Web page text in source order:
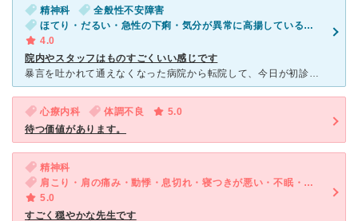
精神科
全般性不安障害
ほてり・だるい・急性の下痢・気分が異常に高揚している・物忘れがひどい
4.0
院内やスタッフはものすごくいい感じです
暴言を吐かれて通えなくなった病院から転院して、今日が初診だったのですが、院長じゃなければ子供のお迎えに間に合うと言われて行ったのに、全く間に合わないくらい混んでいました。 一階に喫煙室があり、二階に
心療内科 体調不良
5.0
待つ価値があります。
精神科
肩こり・肩の痛み・動悸・息切れ・寝つきが悪い・不眠・気が滅入る・不安・気分が異常に高揚している・物忘れがひどい
5.0
すごく穏やかな先生です